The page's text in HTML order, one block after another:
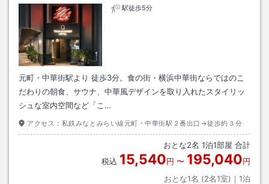
駅徒歩5分
元町・中華街駅より 徒歩3分。食の街・横浜中華街ならではのこ
だわりの朝食、サウナ、中華風デザインを取り入れたスタイリッ
シュな室内空間など「こ…
アクセス： 私鉄みなとみらい線元町・中華街駅２番出口→徒歩約３分
おとな2名 1泊1部屋 合計
税込 15,540円 〜 195,040円
おとな1名 (2名1室)｜ 1泊